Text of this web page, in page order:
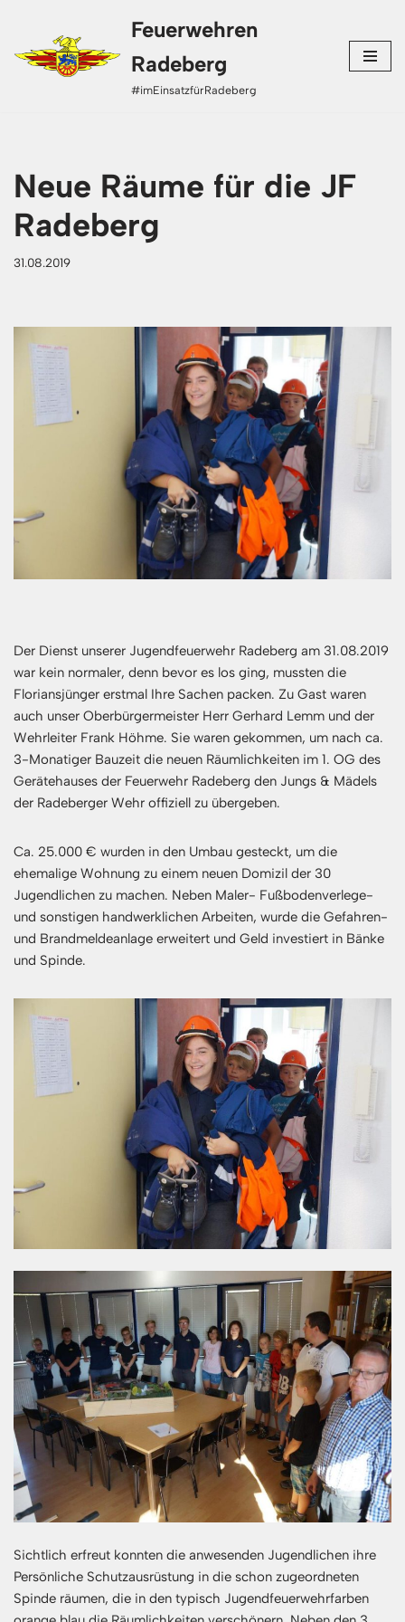
Zum
Inhalt
Feuerwehren
Radeberg
#imEinsatzfürRadeberg
Neue Räume für die JF
Radeberg
31.08.2019
Der Dienst unserer Jugendfeuerwehr Radeberg am 31.08.2019
war kein normaler, denn bevor es los ging, mussten die
Floriansjünger erstmal Ihre Sachen packen. Zu Gast waren
auch unser Oberbürgermeister Herr Gerhard Lemm und der
Wehrleiter Frank Höhme. Sie waren gekommen, um nach ca.
3-Monatiger Bauzeit die neuen Räumlichkeiten im 1. OG des
Gerätehauses der Feuerwehr Radeberg den Jungs & Mädels
der Radeberger Wehr offiziell zu übergeben.
Ca. 25.000 € wurden in den Umbau gesteckt, um die
ehemalige Wohnung zu einem neuen Domizil der 30
Jugendlichen zu machen. Neben Maler- Fußbodenverlege-
und sonstigen handwerklichen Arbeiten, wurde die Gefahren-
und Brandmeldeanlage erweitert und Geld investiert in Bänke
und Spinde.
Sichtlich erfreut konnten die anwesenden Jugendlichen ihre
Persönliche Schutzausrüstung in die schon zugeordneten
Spinde räumen, die in den typisch Jugendfeuerwehrfarben